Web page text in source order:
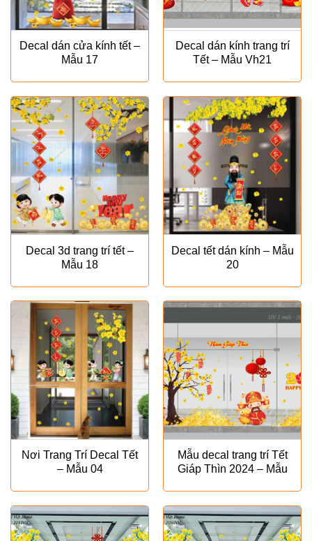
Decal dán cửa kính tết –
Mẫu 17
Decal dán kính trang trí
Tết – Mẫu Vh21
Decal 3d trang trí tết –
Mẫu 18
Decal tết dán kính – Mẫu
20
Nơi Trang Trí Decal Tết
– Mẫu 04
Mẫu decal trang trí Tết
Giáp Thìn 2024 – Mẫu